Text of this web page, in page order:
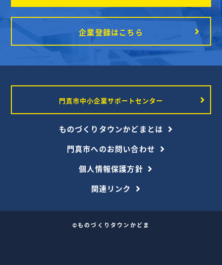
企業登録はこちら
門真市中小企業サポートセンター
ものづくりタウンかどまとは
門真市へのお問い合わせ
個人情報保護方針
関連リンク
©ものづくりタウンかどま